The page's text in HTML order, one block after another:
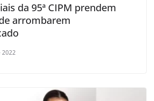
da 95ª CIPM prendem
arrombarem
2022